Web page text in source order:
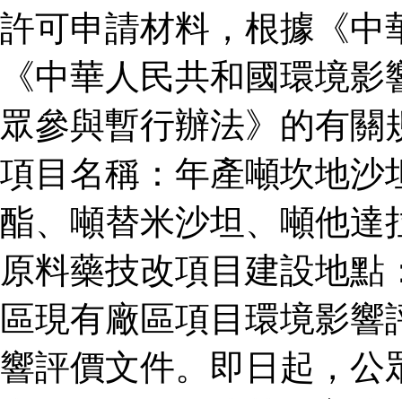
許可申請材料，根據《中
《中華人民共和國環境
眾參與暫行辦法》的有
項目名稱：年產噸坎地沙
酯、噸替米沙坦、噸他達
原料藥技改項目建設地
區現有廠區項目環境影
響評價文件。即日起，公